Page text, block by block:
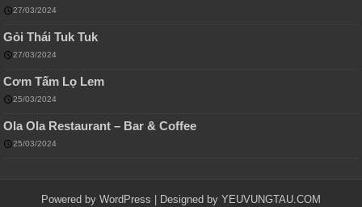
27/03/2024
Gỏi Thái Tuk Tuk
27/03/2024
Cơm Tấm Lọ Lem
25/03/2024
Ola Ola Restaurant – Bar & Coffee
25/03/2024
Powered by WordPress | Designed by YEUVUNGTAU.COM